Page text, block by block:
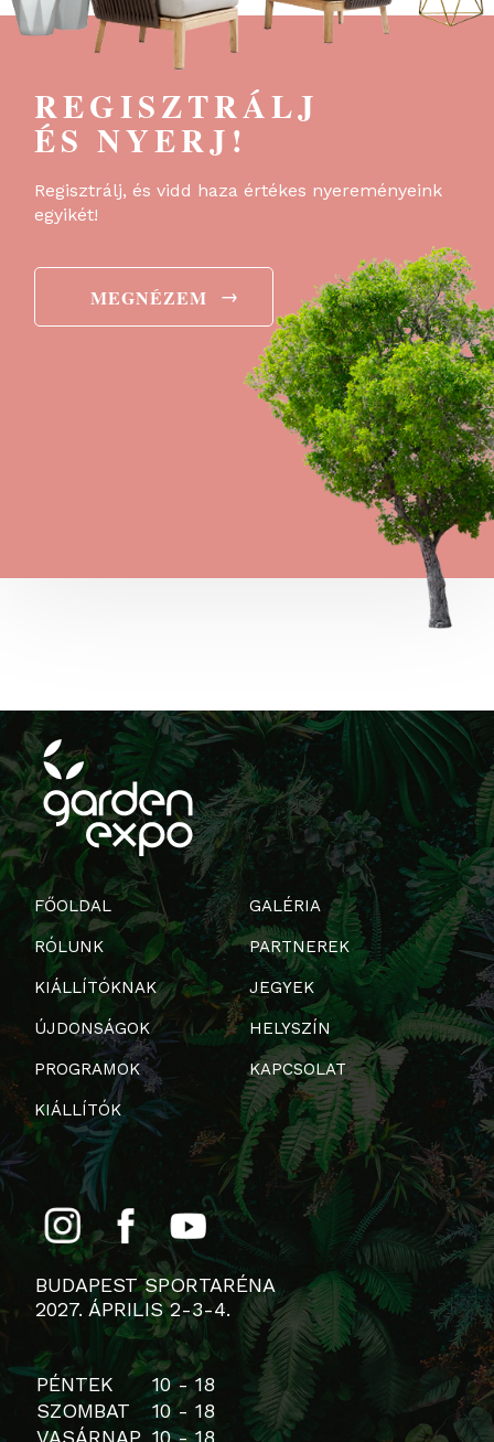
REGISZTRÁLJ
ÉS NYERJ!
Regisztrálj, és vidd haza értékes nyereményeink
egyikét!
MEGNÉZEM →
FŐOLDAL
RÓLUNK
KIÁLLÍTÓKNAK
ÚJDONSÁGOK
PROGRAMOK
KIÁLLÍTÓK
GALÉRIA
PARTNEREK
JEGYEK
HELYSZÍN
KAPCSOLAT
BUDAPEST SPORTARÉNA
2027. ÁPRILIS 2-3-4.
PÉNTEK
10 - 18
SZOMBAT
10 - 18
VASÁRNAP 10 - 18